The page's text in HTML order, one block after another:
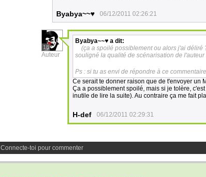
Byabya~~♥ 06/12/2011 02:26:21
18
Auteur
Byabya~~♥ a dit:
(ça a spoilé possiblement ou alors j'ai
souligné la qualité de scénarisation de l'auteur
Ps : si tu as envi de répondre à ce
Ce serait te donner raison que de t'envoyer un
Ça a possiblement spoilé, mais si je tolère,
inutile de lire la suite). Au contraire ça me fait
H-def 06/12/2011 02:29:31
Connecte-toi pour commenter